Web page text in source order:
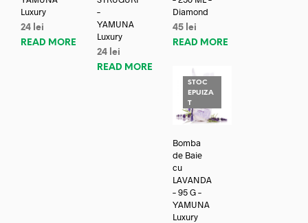
Luxury
24 lei
READ MORE
–
YAMUNA
Luxury
24 lei
READ MORE
Diamond
45 lei
READ MORE
STOC
EPUIZA
T
Bomba
de Baie
cu
LAVANDA
– 95 G –
YAMUNA
Luxury